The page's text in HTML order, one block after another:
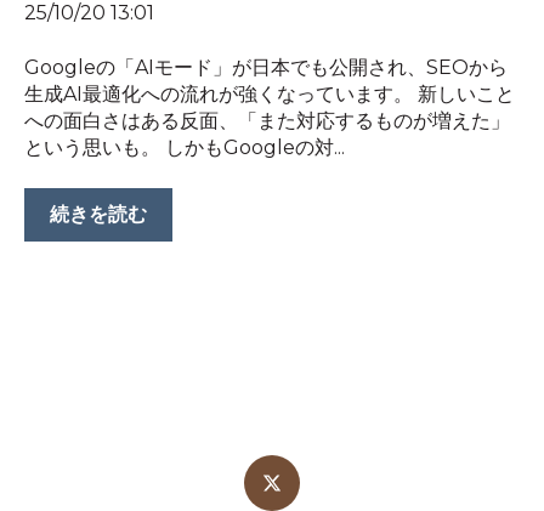
25/10/20 13:01
Googleの「AIモード」が日本でも公開され、SEOから
生成AI最適化への流れが強くなっています。 新しいこと
への面白さはある反面、「また対応するものが増えた」
という思いも。 しかもGoogleの対...
続きを読む